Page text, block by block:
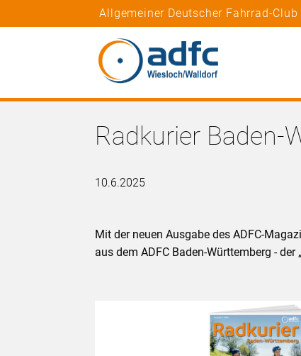
Allgemeiner Deutscher Fahrrad-
Radkurier Baden-
10.6.2025
Mit der neuen Ausgabe des ADFC-
aus dem ADFC Baden-Württemberg -